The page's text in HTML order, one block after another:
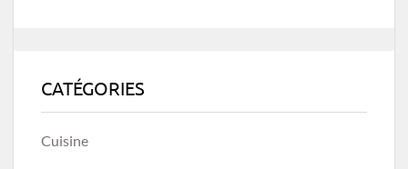
CATÉGORIES
Cuisine